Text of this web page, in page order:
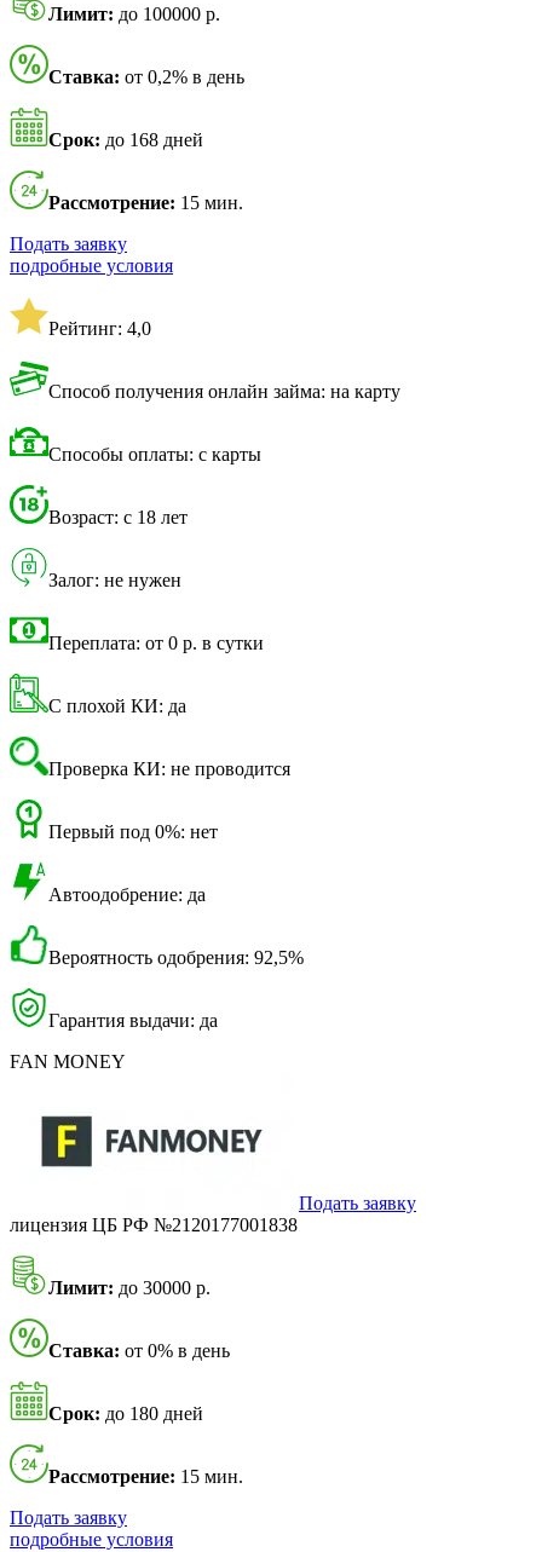
Лимит: до 100000 р.
Ставка: от 0,2% в день
Срок: до 168 дней
Рассмотрение: 15 мин.
Подать заявку
подробные условия
Рейтинг: 4,0
Способ получения онлайн займа: на карту
Способы оплаты: с карты
Возраст: с 18 лет
Залог: не нужен
Переплата: от 0 р. в сутки
С плохой КИ: да
Проверка КИ: не проводится
Первый под 0%: нет
Автоодобрение: да
Вероятность одобрения: 92,5%
Гарантия выдачи: да
FAN MONEY
Подать заявку
лицензия ЦБ РФ №2120177001838
Лимит: до 30000 р.
Ставка: от 0% в день
Срок: до 180 дней
Рассмотрение: 15 мин.
Подать заявку
подробные условия